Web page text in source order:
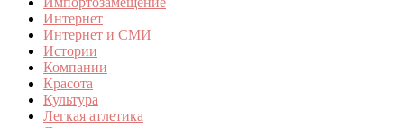
Интернет
Интернет и СМИ
Истории
Компании
Красота
Культура
Легкая атлетика